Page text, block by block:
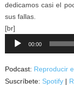
dedicamos casi el
sus fallas.
[br]
Reproductor
00:00
Podcast: Reproducir
Suscríbete: Spotify |